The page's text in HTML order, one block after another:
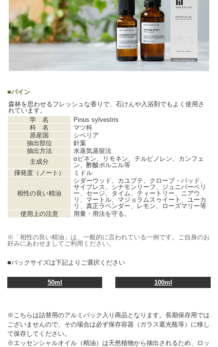
■パイン
森林を思わせるフレッシュな香りで、石けんや入浴剤でもよく使用さ
れています。
学 名
Pinus sylvestris
科 名
マツ科
原産国
シベリア
抽出部位
針葉
抽出方法
水蒸気蒸留法
主成分
αピネン、リモネン、テルピノレン、カンフェ
ン、酢酸ボルニル等
揮発度（ノート）
ミドル
相性の良い精油
シダーウッド、カユプテ、クローブ・バッド、
サイプレス、シナモンリーフ、ジュニパーベリ
ー、セージ、タイム、ティートリー、ニアウ
リ、マートル、マジョラムスゥイート、ユーカ
リ、真正ラベンダー、レモン、ローズマリー等
使用上の注意
用量・用法を守る。
※「相性の良い精油」は、一般的に言われている一例です。ご自身のお
好みにあわせましてご利用ください。
■パックサイズは下記よりご選択ください
50ml 100ml
※こちらは詰替用のアルミパック入り商品となります。長期保存用では
ございませんので、その場合は必ず保存容器（ガラス遮光瓶等）に移し
て保存してください。
※エッセンシャルオイル（精油）は天然植物から抽出されるため、ロッ